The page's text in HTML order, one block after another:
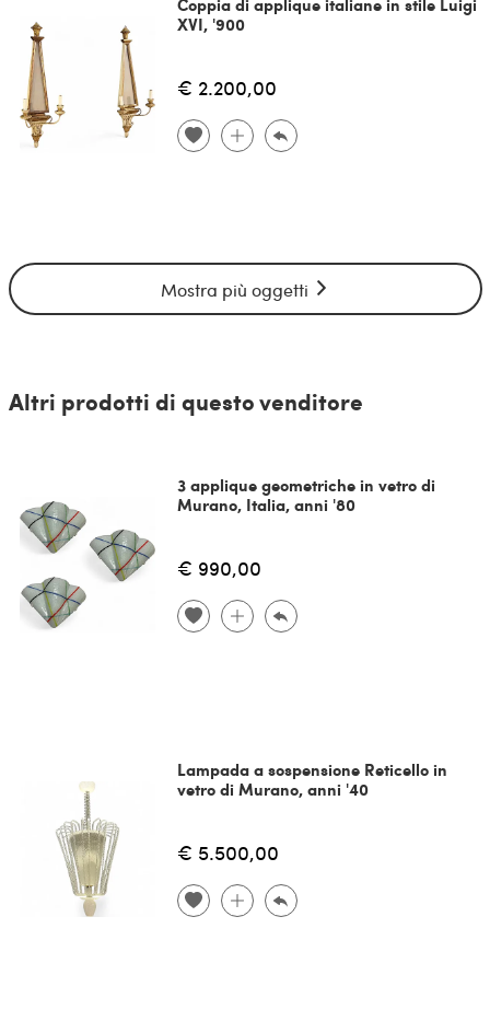
XVI, '900
€ 2.200,00
Mostra più oggetti
Altri prodotti di questo venditore
3 applique geometriche in vetro di
Murano, Italia, anni '80
€ 990,00
Lampada a sospensione Reticello in
vetro di Murano, anni '40
€ 5.500,00